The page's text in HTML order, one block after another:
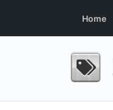
Home